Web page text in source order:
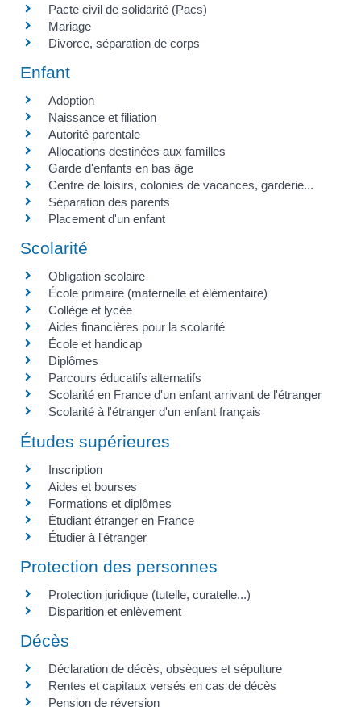
Pacte civil de solidarité (Pacs)
Mariage
Divorce, séparation de corps
Enfant
Adoption
Naissance et filiation
Autorité parentale
Allocations destinées aux familles
Garde d'enfants en bas âge
Centre de loisirs, colonies de vacances, garderie...
Séparation des parents
Placement d'un enfant
Scolarité
Obligation scolaire
École primaire (maternelle et élémentaire)
Collège et lycée
Aides financières pour la scolarité
École et handicap
Diplômes
Parcours éducatifs alternatifs
Scolarité en France d'un enfant arrivant de l'étranger
Scolarité à l'étranger d'un enfant français
Études supérieures
Inscription
Aides et bourses
Formations et diplômes
Étudiant étranger en France
Étudier à l'étranger
Protection des personnes
Protection juridique (tutelle, curatelle...)
Disparition et enlèvement
Décès
Déclaration de décès, obsèques et sépulture
Rentes et capitaux versés en cas de décès
Pension de réversion